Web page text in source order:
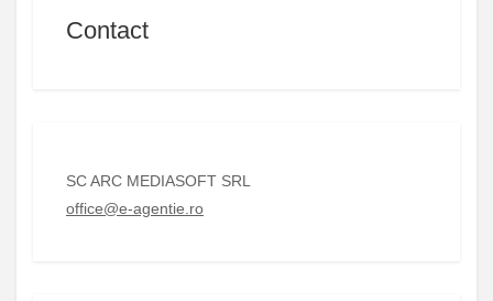
Contact
SC ARC MEDIASOFT SRL
office@e-agentie.ro